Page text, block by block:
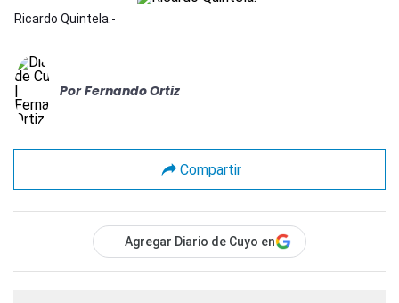
Ricardo Quintela.-
Por Fernando Ortiz
Compartir
Agregar Diario de Cuyo en